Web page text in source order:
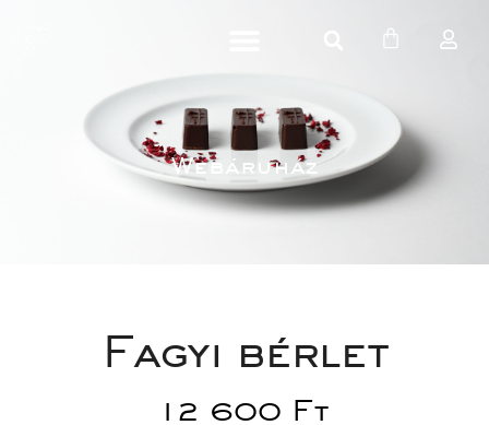
Webáruház
Fagyi bérlet
12 600 Ft